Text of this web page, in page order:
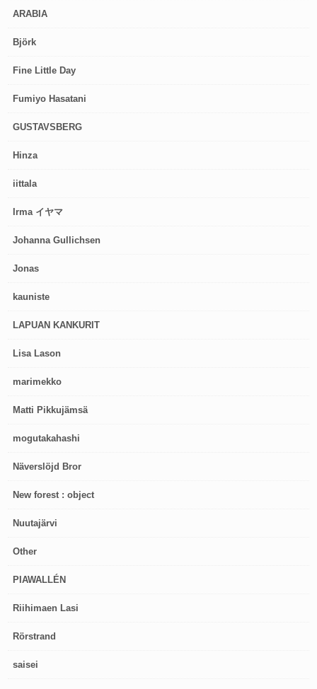
ARABIA
Björk
Fine Little Day
Fumiyo Hasatani
GUSTAVSBERG
Hinza
iittala
Irma イヤマ
Johanna Gullichsen
Jonas
kauniste
LAPUAN KANKURIT
Lisa Lason
marimekko
Matti Pikkujämsä
mogutakahashi
Näverslöjd Bror
New forest : object
Nuutajärvi
Other
PIAWALLÉN
Riihimaen Lasi
Rörstrand
saisei